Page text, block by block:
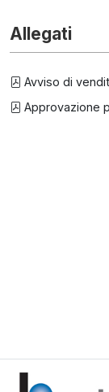
Allegati
Avviso di
Approvazione